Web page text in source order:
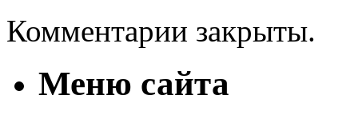
Комментарии закрыты.
Меню сайта